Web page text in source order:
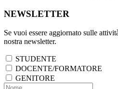
NEWSLETTER
Se vuoi essere aggiornato sulle
nostra newsletter.
STUDENTE
DOCENTE/FORMATORE
GENITORE